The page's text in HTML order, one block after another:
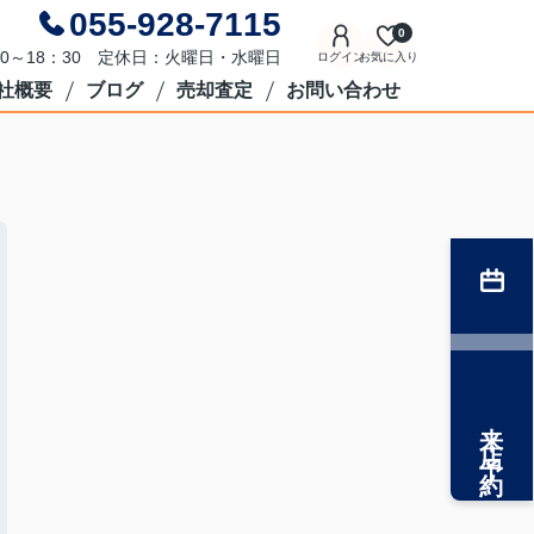
055-928-7115
～18：30 定休日：火曜日・水曜日 ログインお気に入り
0
概要 ブログ 売却査定 お問い合わせ
来店予約